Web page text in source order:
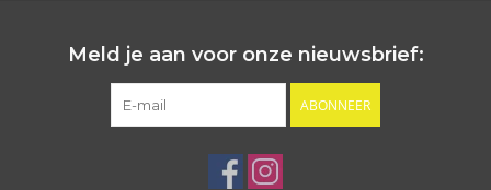
Meld je aan voor onze nieuwsbrief:
ABONNEER